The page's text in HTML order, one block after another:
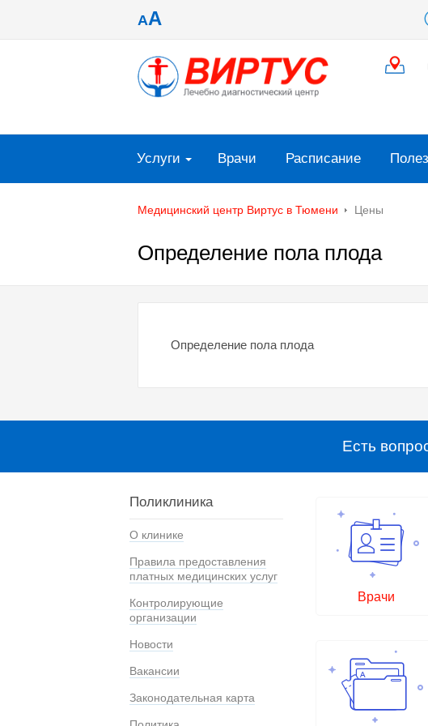
AA
Услуги Врачи Расписание
Медицинский центр Виртус в Тюмени Цены
Определение пола плода
Определение пола плода
Есть
Поликлиника
О клинике
Правила предоставления
платных медицинских услуг
Контролирующие
организации
Новости
Вакансии
Законодательная карта
Врачи